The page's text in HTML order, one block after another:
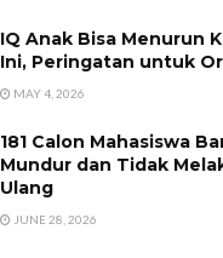
IQ Anak Bisa Menurun
Ini, Peringatan untuk
MAY 4, 2026
181 Calon Mahasiswa
Mundur dan Tidak
Ulang
JUNE 28, 2026